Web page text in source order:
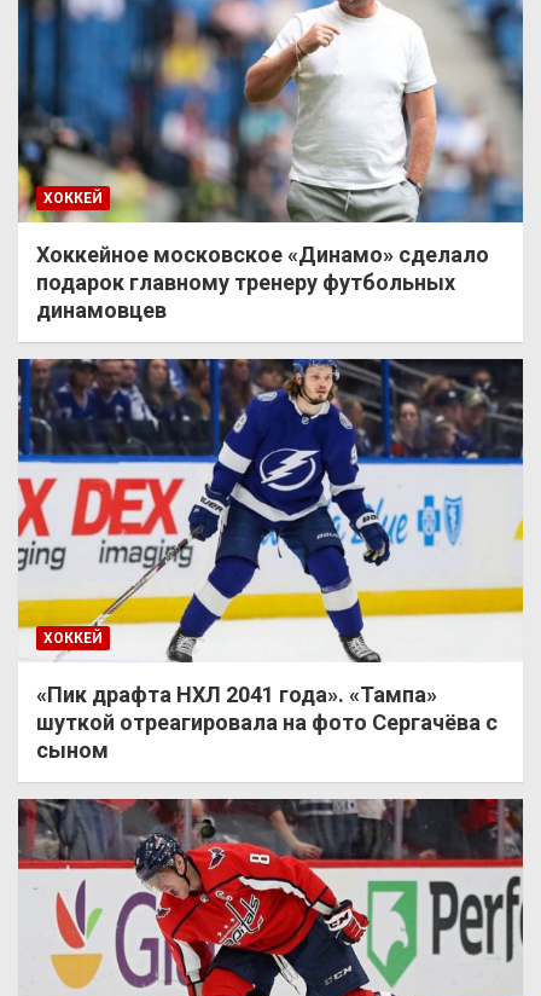
ХОККЕЙ
Хоккейное московское «Динамо» сделало
подарок главному тренеру футбольных
динамовцев
ХОККЕЙ
«Пик драфта НХЛ 2041 года». «Тампа»
шуткой отреагировала на фото Сергачёва с
сыном